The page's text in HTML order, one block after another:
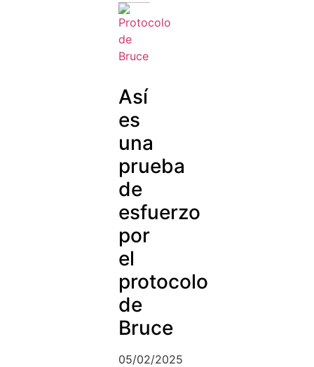
Así
es
una
prueba
de
esfuerzo
por
el
protocolo
de
Bruce
05/02/2025